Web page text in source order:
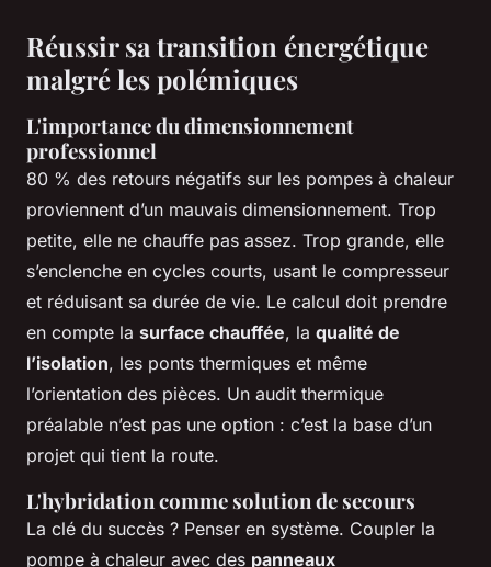
Réussir sa transition énergétique
malgré les polémiques
L'importance du dimensionnement
professionnel
80 % des retours négatifs sur les pompes à chaleur
proviennent d’un mauvais dimensionnement. Trop
petite, elle ne chauffe pas assez. Trop grande, elle
s’enclenche en cycles courts, usant le compresseur
et réduisant sa durée de vie. Le calcul doit prendre
en compte la surface chauffée, la qualité de
l’isolation, les ponts thermiques et même
l’orientation des pièces. Un audit thermique
préalable n’est pas une option : c’est la base d’un
projet qui tient la route.
L'hybridation comme solution de secours
La clé du succès ? Penser en système. Coupler la
pompe à chaleur avec des panneaux